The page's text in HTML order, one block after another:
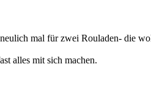
mal für zwei Rouladen- die
alles mit sich machen.